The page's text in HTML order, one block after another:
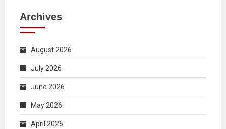
Archives
August 2026
July 2026
June 2026
May 2026
April 2026